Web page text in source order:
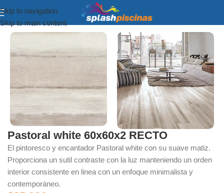
Skip to navigation
Skip to main content
Inicio Porcelanato Bordes, Terrazas y Quinchos
Pastoral white 60x60x2 RECTO
El pintoresco y encantador Pastoral white con su suave matiz.
Proporciona un sutil contraste con la luz manteniendo un orden
interior consistente en linea con un enfoque minimalista y
contemporáneo.